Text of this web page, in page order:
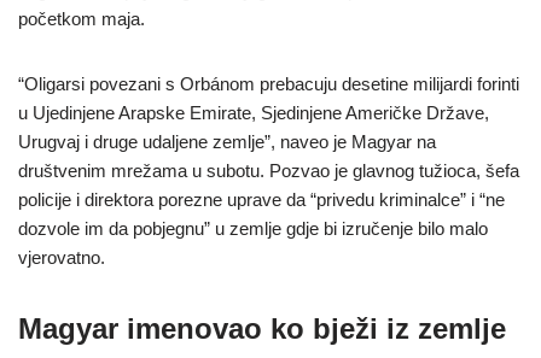
početkom maja.
“Oligarsi povezani s Orbánom prebacuju desetine milijardi forinti
u Ujedinjene Arapske Emirate, Sjedinjene Američke Države,
Urugvaj i druge udaljene zemlje”, naveo je Magyar na
društvenim mrežama u subotu. Pozvao je glavnog tužioca, šefa
policije i direktora porezne uprave da “privedu kriminalce” i “ne
dozvole im da pobjegnu” u zemlje gdje bi izručenje bilo malo
vjerovatno.
Magyar imenovao ko bježi iz zemlje